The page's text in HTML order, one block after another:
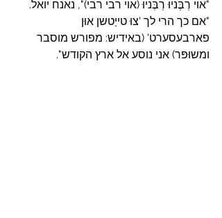
"אוי רְבֶּניוּ רְבֶּניוּ (אוי רבי רבי)", נאנח יואל.
"אם כך הרי לך 'צוּ טייַטשן אוּן
פארבעסערט' (באידיש: מפורש מוסבר
ומשוּפּר) אני נוסע אל ארץ הקודש".